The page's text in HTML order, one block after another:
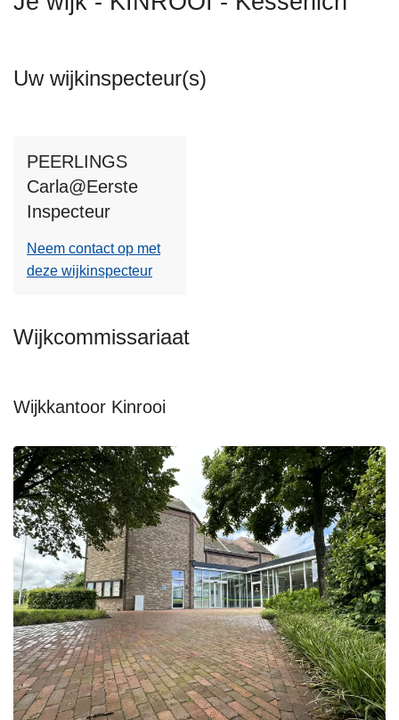
Uw wijkinspecteur(s)
PEERLINGS
Carla@Eerste
Inspecteur
Neem contact op met
deze wijkinspecteur
Wijkcommissariaat
Wijkkantoor Kinrooi